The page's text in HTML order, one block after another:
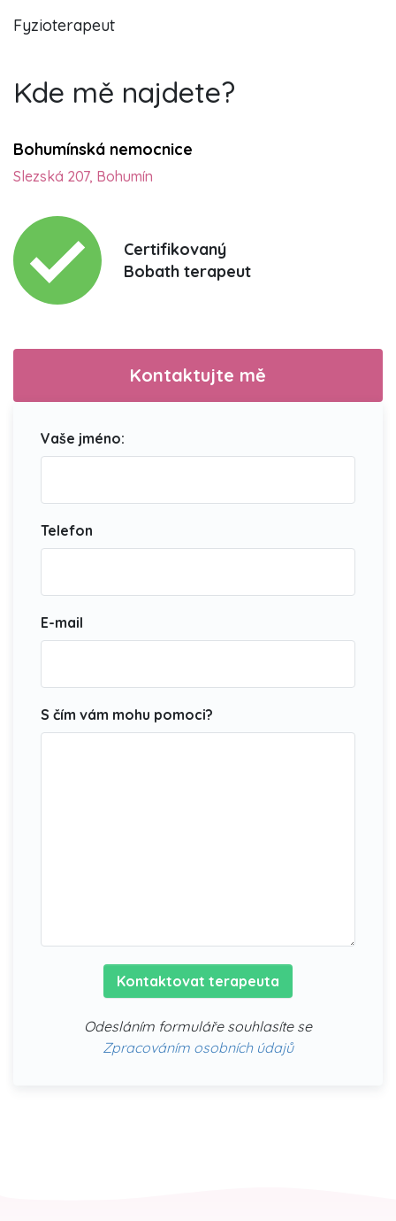
Fyzioterapeut
Kde mě najdete?
Bohumínská nemocnice
Slezská 207, Bohumín
Certifikovaný
Bobath terapeut
Kontaktujte mě
Vaše jméno:
Telefon
E-mail
S čím vám mohu pomoci?
Kontaktovat terapeuta
Odesláním formuláře souhlasíte se
Zpracováním osobních údajů